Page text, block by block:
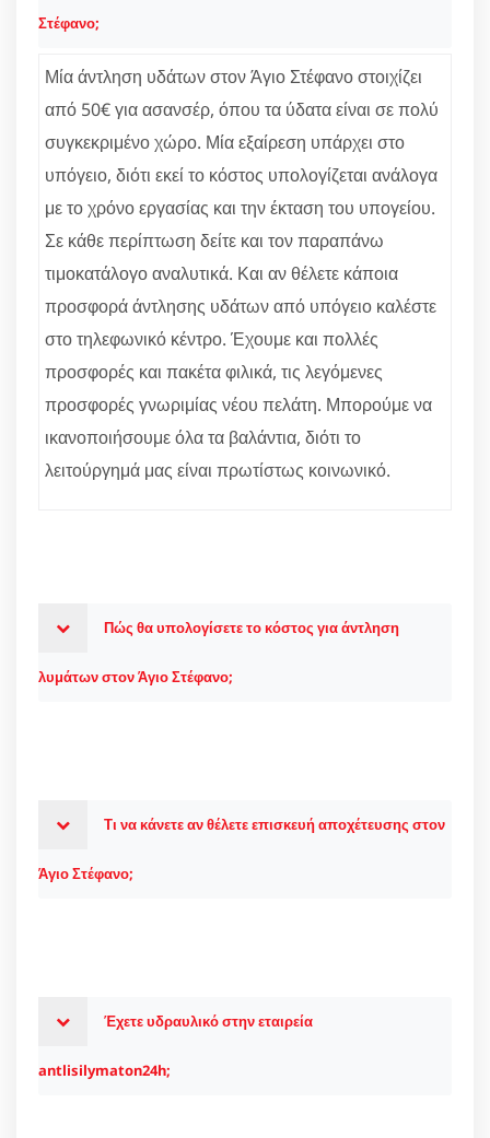
Στέφανο;
Μία άντληση υδάτων στον Άγιο Στέφανο στοιχίζει
από 50€ για ασανσέρ, όπου τα ύδατα είναι σε πολύ
συγκεκριμένο χώρο. Μία εξαίρεση υπάρχει στο
υπόγειο, διότι εκεί το κόστος υπολογίζεται ανάλογα
με το χρόνο εργασίας και την έκταση του υπογείου.
Σε κάθε περίπτωση δείτε και τον παραπάνω
τιμοκατάλογο αναλυτικά. Και αν θέλετε κάποια
προσφορά άντλησης υδάτων από υπόγειο καλέστε
στο τηλεφωνικό κέντρο. Έχουμε και πολλές
προσφορές και πακέτα φιλικά, τις λεγόμενες
προσφορές γνωριμίας νέου πελάτη. Μπορούμε να
ικανοποιήσουμε όλα τα βαλάντια, διότι το
λειτούργημά μας είναι πρωτίστως κοινωνικό.
Πώς θα υπολογίσετε το κόστος για άντληση
λυμάτων στον Άγιο Στέφανο;
Τι να κάνετε αν θέλετε επισκευή αποχέτευσης στον
Άγιο Στέφανο;
Έχετε υδραυλικό στην εταιρεία
antlisilymaton24h;